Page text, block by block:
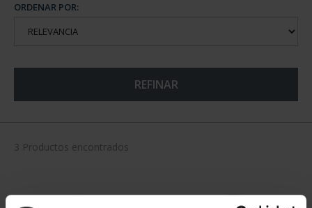
ORDENAR POR:
REFINAR
3 Productos encontrados